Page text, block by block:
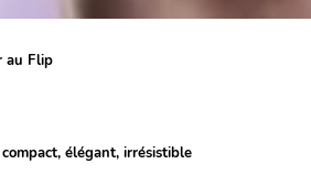
au Flip
compact, élégant, irrésistible